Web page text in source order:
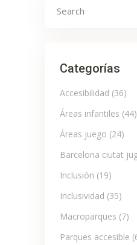
Categorías
Accesibilidad (36)
Áreas infantiles (44)
Áreas juego (24)
Barcelona ciutat
Inclusión (19)
Inclusividad (35)
Macroparques (7)
Parques accesible